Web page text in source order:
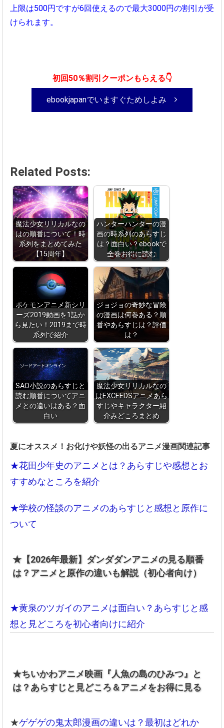
上限は500円ですが6回使えるので最大3000円の割引が受
けられます。
初回50％割引クーポンもらえる👇
ebookjapanでいますぐためしよみ
Related Posts:
魔法少女リリカルなの
はの順番について！時
系列をまとめてみた
【15周年】
ハンターハンターの漫
画の時系列のあらすじ
は？面白い？ebookで
全巻お得に読む
ポケモンアニメ新シリ
ーズ2019動画を1話か
ら見たい！2019まで時
系列で紹介
ジョジョの奇妙な冒険
の漫画は何巻ある？順
番やあらすじは？評価
は？
SAO小説のあらすじと
読む順番についてアニ
メとの違いはある？面
白い
魔法少女リリカルなの
はEXCEEDSアニメあら
すじやキャラクター紹
介みどころまとめ
夏にオススメ！お化けや妖怪の出るアニメ漫画関連記事
★花田少年史のアニメとは？あらすじや感想とお
すすめなところを紹介
★学校の怪談のアニメのあらすじと感想と原作に
ついて
★【2026年最新】ダンダダンアニメの見る順番
は？アニメと原作の違いも解説（初心者向け）
★黄泉のツガイのアニメは面白い？あらすじと感
想と見どころを初心者向けに紹介
★ちいかわアニメ映画『人魚の島のひみつ』と
は？あらすじと見どころ＆アニメをお得に見る
★ゲゲゲの鬼太郎漫画の違いは？最初はどれか